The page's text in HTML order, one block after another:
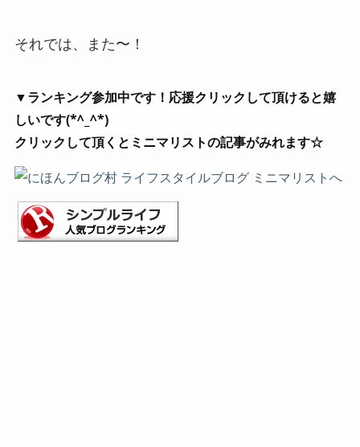
それでは、また〜！
▼ランキング参加中です！応援クリックして頂けると嬉
しいです(*^_^*)
クリックして頂くとミニマリストの記事がみれます☆